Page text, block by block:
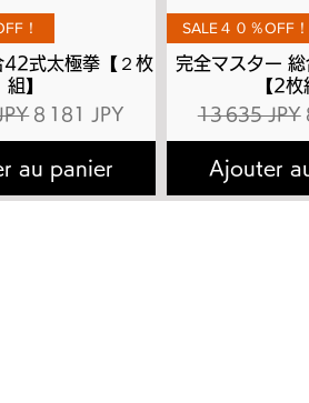
rapide
！
42式太極拳【２枚
組】
Prix promotionnel
8 181 JPY
au panier
Aperçu
SALE４０％OFF！
完全マスター
【2枚
Prix original
13 635 JPY
Ajouter